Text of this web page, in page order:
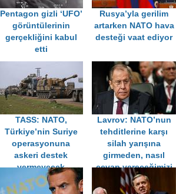
Pentagon gizli ‘UFO’
görüntülerinin
gerçekliğini kabul
etti
Rusya’yla gerilim
artarken NATO hava
desteği vaat ediyor
TASS: NATO,
Türkiye’nin Suriye
operasyonuna
askeri destek
vermeyecek
Lavrov: NATO’nun
tehditlerine karşı
silah yarışına
girmeden, nasıl
cevap vereceğimizi
iyi biliyoruz